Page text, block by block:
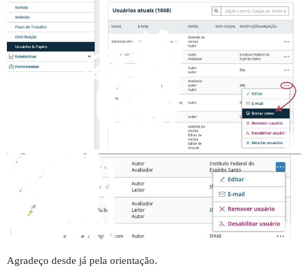
Agradeço desde já pela orientação.